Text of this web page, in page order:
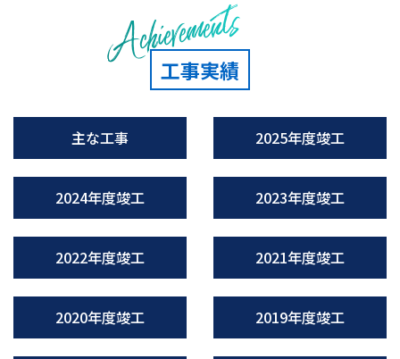
Achievements
工事実績
主な工事 2025年度竣工
2024年度竣工 2023年度竣工
2022年度竣工 2021年度竣工
2020年度竣工 2019年度竣工